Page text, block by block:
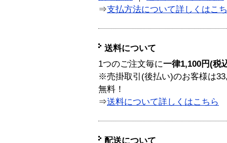
⇒支払方法について詳しくはこ
送料について
1つのご注文毎に一律1,100円(税
※売掛取引(後払い)のお客様は
無料！
⇒送料について詳しくはこちら
配送について